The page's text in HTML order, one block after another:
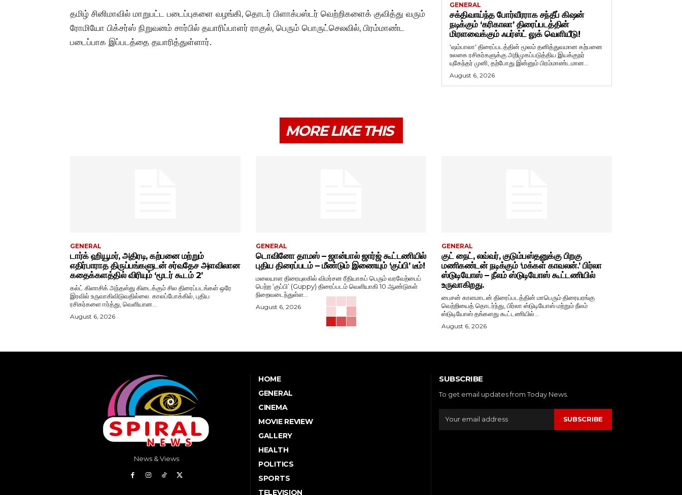
தமிழ் சினிமாவில் மாறுபட்ட படைப்புகளை வழங்கி, தொடர் பிளாக்பஸ்டர் வெற்றிகளைக் குவித்து வரும்
ரோமியோ பிக்சர்ஸ் நிறுவனம் சார்பில் தயாரிப்பாளர் ராகுல், பெரும் பொருட்செலவில், பிரம்மாண்ட
படைப்பாக இப்படத்தை தயாரித்துள்ளார்.
GENERAL
சக்திவாய்ந்த போர்வீரராக சந்தீப் கிஷன்
நடிக்கும் ‘கரிகாலா’ திரைப்படத்தின்
மிரளவைக்கும் ஃபர்ஸ்ட் லுக் வெளியீடு!
'ஷம்பாலா' திரைப்படத்தின் மூலம் தனித்துவமான கற்பனை
உலகை ரசிகர்களுக்கு அறிமுகப்படுத்திய இயக்குநர்
யுகேந்தர் முனி, தற்போது இன்னும் பிரம்மாண்டமான...
August 6, 2026
MORE LIKE THIS
GENERAL
டார்க் ஹியூமர், அதிரடி, கற்பனை மற்றும்
எதிர்பாராத திருப்பங்களுடன் சர்வதேச அளவிலான
கதைக்களத்தில் விரியும் ‘மூடர் கூடம் 2’
கல்ட் கிளாசிக் அந்தஸ்து கிடைக்கும் சில திரைப்படங்கள் ஒரே
இரவில் உருவாகிவிடுவதில்லை. காலப்போக்கில், புதிய
ரசிகர்களை ஈர்த்து, வெளியான...
August 6, 2026
GENERAL
டொவினோ தாமஸ் – ஜான்பால் ஜார்ஜ் கூட்டணியில்
புதிய திரைப்படம் – மீண்டும் இணையும் ‘குப்பி’ டீம்!
மலையாள திரையுலகில் விமர்சன ரீதியாகப் பெரும் வரவேற்பைப்
பெற்ற ‘குப்பி’ (Guppy) திரைப்படம் வெளியாகி 10 ஆண்டுகள்
நிறைவடைந்துள்ள...
August 6, 2026
GENERAL
குட் நைட், லவ்வர், குடும்பஸ்தனுக்கு பிறகு
மணிகண்டன் நடிக்கும் ‘மக்கள் காவலன்.’ பிர்லா
ஸ்டுடியோஸ் – நீலம் ஸ்டுடியோஸ் கூட்டணியில்
உருவாகிறது.
பைசன் காளமாடன் திரைப்படத்தின் மாபெரும் திரையரங்கு
வெற்றியைத் தொடர்ந்து, பிர்லா ஸ்டுடியோஸ் மற்றும் நீலம்
ஸ்டுடியோஸ் தங்களது கூட்டணியில்...
August 6, 2026
News & Views
HOME
GENERAL
CINEMA
MOVIE REVIEW
GALLERY
HEALTH
POLITICS
SPORTS
TELEVISION
SUBSCRIBE
To get email updates from Today News.
SUBSCRIBE